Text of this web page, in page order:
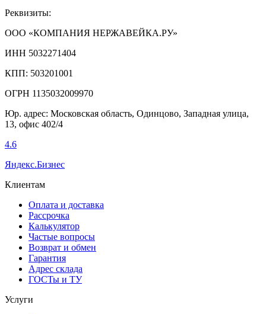
Реквизиты:
ООО «КОМПАНИЯ НЕРЖАВЕЙКА.РУ»
ИНН 5032271404
КПП: 503201001
ОГРН 1135032009970
Юр. адрес: Московская область, Одинцово, Западная улица,
13, офис 402/4
4.6
Яндекс.Бизнес
Клиентам
Оплата и доставка
Рассрочка
Калькулятор
Частые вопросы
Возврат и обмен
Гарантия
Адрес склада
ГОСТы и ТУ
Услуги